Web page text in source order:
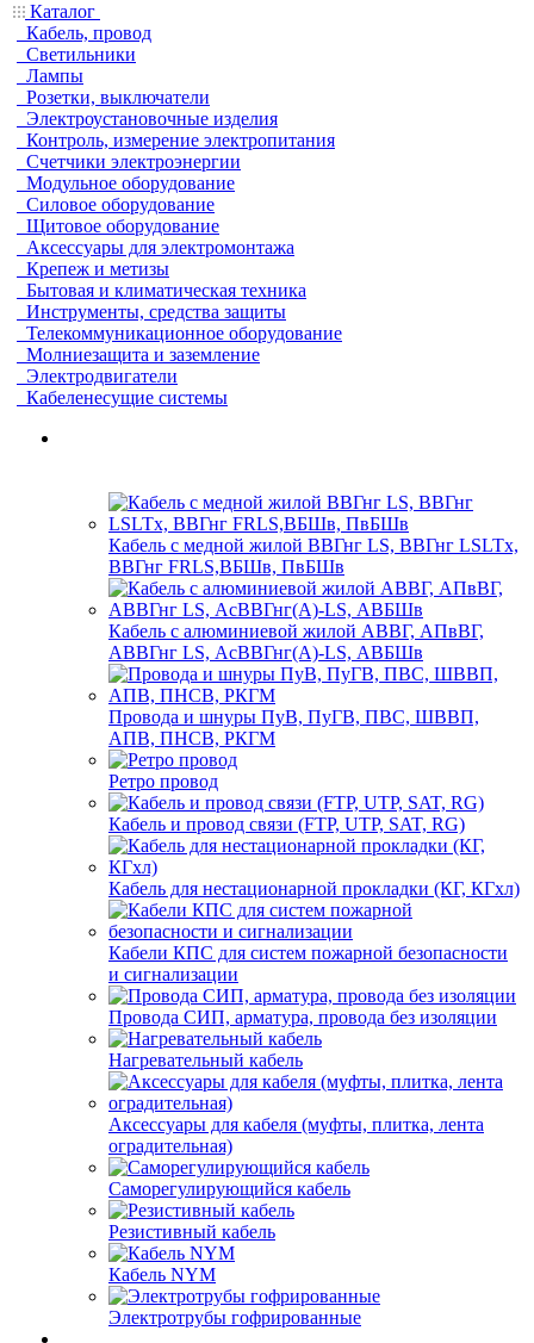
Каталог
Кабель, провод
Светильники
Лампы
Розетки, выключатели
Электроустановочные изделия
Контроль, измерение электропитания
Счетчики электроэнергии
Модульное оборудование
Силовое оборудование
Щитовое оборудование
Аксессуары для электромонтажа
Крепеж и метизы
Бытовая и климатическая техника
Инструменты, средства защиты
Телекоммуникационное оборудование
Молниезащита и заземление
Электродвигатели
Кабеленесущие системы
Кабель с медной жилой ВВГнг LS, ВВГнг LSLTx,
ВВГнг FRLS,ВБШв, ПвБШв
Кабель с алюминиевой жилой АВВГ, АПвВГ,
АВВГнг LS, АсВВГнг(А)-LS, АВБШв
Провода и шнуры ПуВ, ПуГВ, ПВС, ШВВП,
АПВ, ПНСВ, РКГМ
Ретро провод
Кабель и провод связи (FTP, UTP, SAT, RG)
Кабель для нестационарной прокладки (КГ, КГхл)
Кабели КПС для систем пожарной безопасности
и сигнализации
Провода СИП, арматура, провода без изоляции
Нагревательный кабель
Аксессуары для кабеля (муфты, плитка, лента
оградительная)
Саморегулирующийся кабель
Резистивный кабель
Кабель NYM
Электротрубы гофрированные